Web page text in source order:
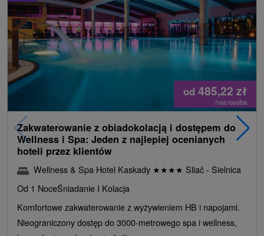
od 485,22 zł
/noc/osoba
Zakwaterowanie z obiadokolacją i dostępem do
Wellness i Spa: Jeden z najlepiej ocenianych
hoteli przez klientów
Wellness & Spa Hotel Kaskady ★★★★ Sliač - Sielnica
Od 1 NoceŚniadanie I Kolacja
Komfortowe zakwaterowanie z wyżywieniem HB i napojami.
Nieograniczony dostęp do 3000-metrowego spa i wellness,